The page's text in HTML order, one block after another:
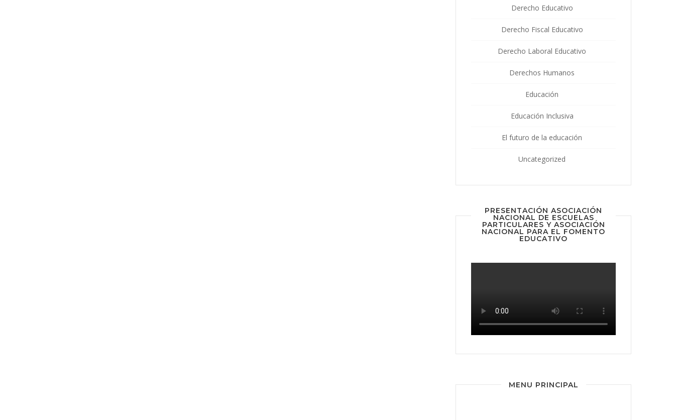
Derecho Educativo
Derecho Fiscal Educativo
Derecho Laboral Educativo
Derechos Humanos
Educación
Educación Inclusiva
El futuro de la educación
Uncategorized
PRESENTACIÓN ASOCIACIÓN
NACIONAL DE ESCUELAS
PARTICULARES Y ASOCIACIÓN
NACIONAL PARA EL FOMENTO
EDUCATIVO
MENU PRINCIPAL